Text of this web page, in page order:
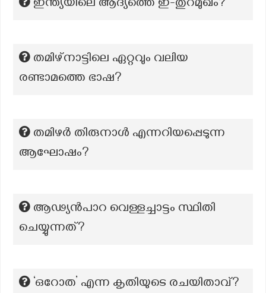
ഇന്ത്യയിലെ ആദ്യത്തെ ഇ-തുറമുഖം?
തമിഴ്നാട്ടിലെ ഏറ്റവും വലിയ
രണ്ടാമത്തെ ഭാഷ?
തമിഴർ തിരുനാൾ എന്നറിയപ്പെടുന്ന
ആഘോഷം?
ആഢ്യന്‍പാറ വെള്ളച്ചാട്ടം സ്ഥിതി
ചെയ്യുന്നത്?
‘ഒറോത’ എന്ന കൃതിയുടെ രചയിതാവ്?